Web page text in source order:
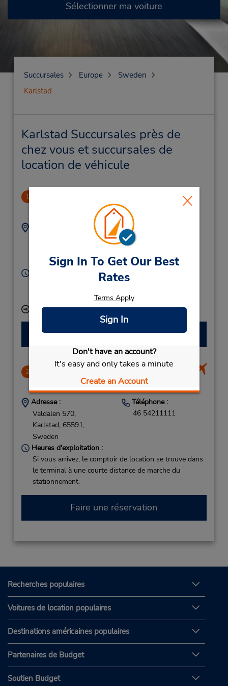
Sign In To Get Our Best
Rates
Terms Apply
Sign In
Don't have an account?
It's easy and only takes a minute
Create an Account
Sélectionner ma voiture
Succursales Europe
Sweden
Karlstad
Karlstad Succursales près de
chez vous et succursales de
location de véhicule
1
Adresse :
Sweden
Téléphone :
(46) 54211111
Heures d'exploitation :
Mon - Fri 7:00 AM - 10:00 PM
Free pickup service available
Succursale avec boîte de dépôt des clés
Faire une réservation
2 CLOSED 2020-10-14
Adresse :
Valdalen 570,
Karlstad, 65591,
Sweden
Téléphone :
46 54211111
Heures d'exploitation :
Si vous arrivez, le comptoir de location se trouve dans
le terminal à une courte distance de marche du
stationnement.
Faire une réservation
Recherches populaires
Voitures de location populaires
Destinations américaines populaires
Partenaires de Budget
Soutien Budget